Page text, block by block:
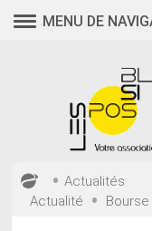
MENU DE
• Actualités
Actualité
•